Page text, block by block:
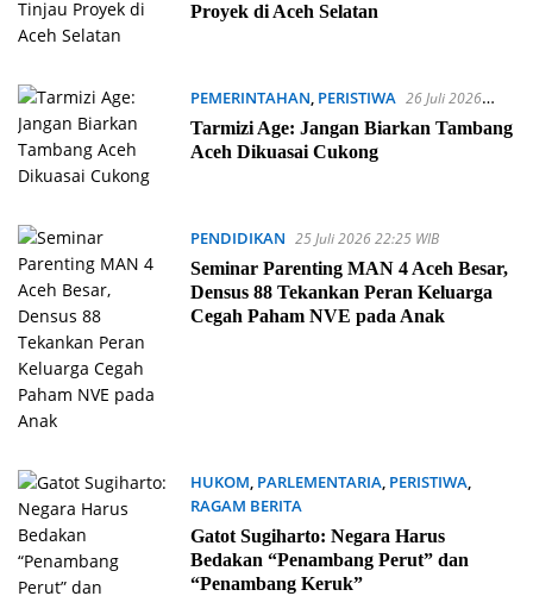
Proyek di Aceh Selatan
PEMERINTAHAN, PERISTIWA 26 Juli 2026
22:39 WIB
Tarmizi Age: Jangan Biarkan Tambang
Aceh Dikuasai Cukong
PENDIDIKAN 25 Juli 2026 22:25 WIB
Seminar Parenting MAN 4 Aceh Besar,
Densus 88 Tekankan Peran Keluarga
Cegah Paham NVE pada Anak
HUKOM, PARLEMENTARIA, PERISTIWA,
RAGAM BERITA
25 Juli 2026 22:08 WIB
Gatot Sugiharto: Negara Harus
Bedakan “Penambang Perut” dan
“Penambang Keruk”